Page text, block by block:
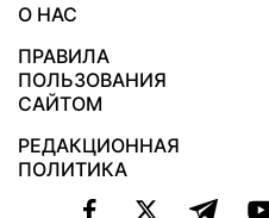
О НАС
ПРАВИЛА
ПОЛЬЗОВАНИЯ
САЙТОМ
РЕДАКЦИОННАЯ
ПОЛИТИКА